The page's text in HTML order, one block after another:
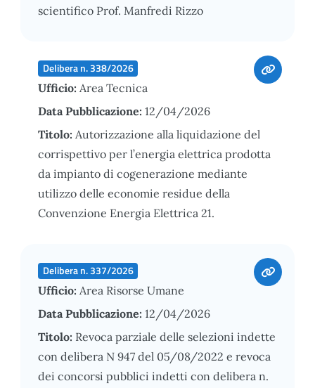
scientifico Prof. Manfredi Rizzo
Delibera n. 338/2026
Ufficio: Area Tecnica
Data Pubblicazione: 12/04/2026
Titolo: Autorizzazione alla liquidazione del
corrispettivo per l’energia elettrica prodotta
da impianto di cogenerazione mediante
utilizzo delle economie residue della
Convenzione Energia Elettrica 21.
Delibera n. 337/2026
Ufficio: Area Risorse Umane
Data Pubblicazione: 12/04/2026
Titolo: Revoca parziale delle selezioni indette
con delibera N 947 del 05/08/2022 e revoca
dei concorsi pubblici indetti con delibera n.